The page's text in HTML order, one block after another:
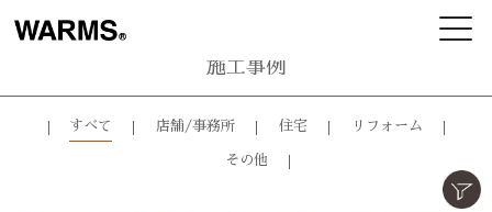
施工事例
すべて 店舗/事務所 住宅 リフォーム
その他